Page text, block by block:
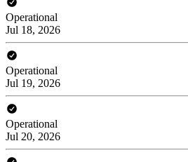
Operational
Jul 18, 2026
Operational
Jul 19, 2026
Operational
Jul 20, 2026